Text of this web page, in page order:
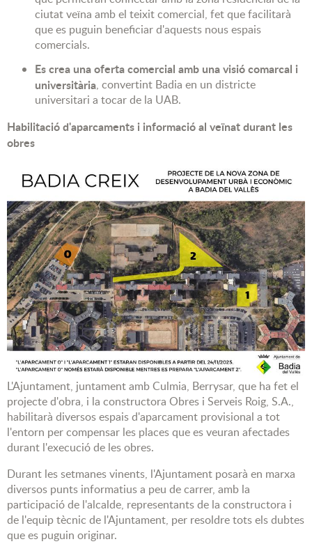
ciutat veïna amb el teixit comercial, fet que facilitarà
que es puguin beneficiar d'aquests nous espais
comercials.
Es crea una oferta comercial amb una visió comarcal i
universitària, convertint Badia en un districte
universitari a tocar de la UAB.
Habilitació d'aparcaments i informació al veïnat durant les
obres
L'Ajuntament, juntament amb Culmia, Berrysar, que ha fet el
projecte d'obra, i la constructora Obres i Serveis Roig, S.A.,
habilitarà diversos espais d'aparcament provisional a tot
l'entorn per compensar les places que es veuran afectades
durant l'execució de les obres.
Durant les setmanes vinents, l'Ajuntament posarà en marxa
diversos punts informatius a peu de carrer, amb la
participació de l'alcalde, representants de la constructora i
de l'equip tècnic de l'Ajuntament, per resoldre tots els dubtes
que es puguin originar.